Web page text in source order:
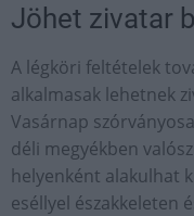
Jöhet zivatar
A légköri feltételek
alkalmasak lehetnek
Vasárnap
déli megyékben
helyenként alakulhat
eséllyel északkeleten